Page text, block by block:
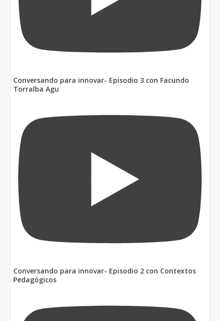
Conversando para innovar- Episodio 3 con Facundo
Torralba Agu
Conversando para innovar- Episodio 2 con Contextos
Pedagógicos